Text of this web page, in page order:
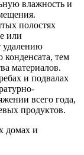
влажность и
полостях
или
удалению
конденсата, тем
материалов.
и подвалах
всего года,
продуктов.